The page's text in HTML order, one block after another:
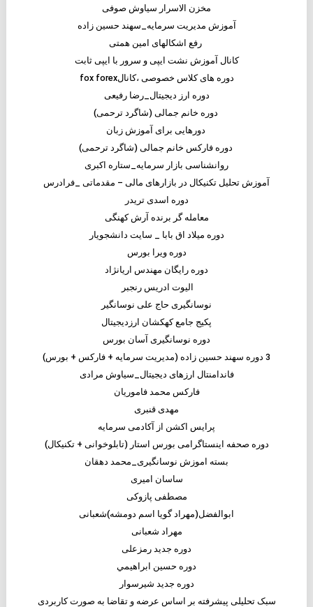
مخزن الاسرار سیاوش صوفی
آموزش مدیریت سرمایه_سهند حسین زاده
رفع اشکالهای امین همتی
کانال آموزش نشت ایپی و سرور با ایپی ثابت
دوره های کلاس خصوصی ،کانالfox forex
دوره ارز دیجیتال_رضا رفیعی
دوره خانم جمالی (شاگرد ترحمی)
دورهایی برای آموزش زبان
دوره فارکس خانم جمالی (شاگرد ترحمی)
روانشناسی بازار سرمایه_ستاره اکبری
آموزش تحلیل تکنیکال در بازارهای مالی – مقدماتی _فرادرس
دوره اسدی تریدر
معامله گر برنده آرش کهنگی
دوره میلاد اق بابا _ سایت دانشجویار
دوره ویرا بورس
دوره رایگان مهندس اریانژاد
الیوت ادریس رنجبر
نوسانگیری حاج علی نوسانگیر
پکیج جامع کهکشان ارزدیجیتال
دوره نوسانگیری آسان بورس
3 دوره سهند حسین زاده (مدیریت سرمایه + فارکس + بورس)
فاندامنتال ارزهای دیجیتال_سیاوش مرادی
فارکس محمد فاموریان
مهدی قنبری
پرایس اکشن از آکادمی سرمایه
دوره صحفه اینستاگرامی بورس استار (تابلوخوانی + تکنیکال)
بسته اموزش نوسانگیری_محمد دهقان
ساسان امیری
مصطفی پازوکی
ابوالفضل(مهراد گویا اسم دومشه)شعبانی
مهراد شعبانی
دوره جدید رمزعلی
دوره حسين ابراهيمي
دوره جدید شیرسوار
سبک تحلیلی پیشرفته بر اساس عرضه و تقاضا به صورت کاربردی